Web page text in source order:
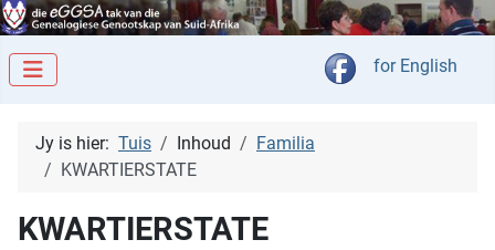
Kies jou taal
for English
Jy is hier: Tuis Inhoud
Familia
KWARTIERSTATE
KWARTIERSTATE